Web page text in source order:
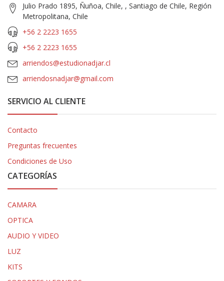
Julio Prado 1895, Ñuñoa, Chile, , Santiago de Chile, Región
Metropolitana, Chile
+56 2 2223 1655
+56 2 2223 1655
arriendos@estudionadjar.cl
arriendosnadjar@gmail.com
SERVICIO AL CLIENTE
Contacto
Preguntas frecuentes
Condiciones de Uso
CATEGORÍAS
CAMARA
OPTICA
AUDIO Y VIDEO
LUZ
KITS